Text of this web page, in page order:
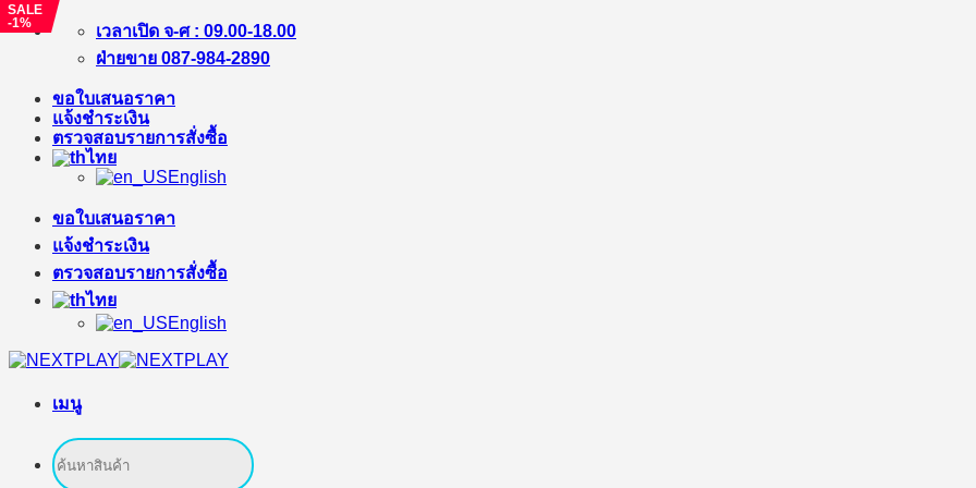
ข้าม
เนื้อหา
เวลาเปิด จ-ศ : 09.00-18.00
ฝ่ายขาย 087-984-2890
ขอใบเสนอราคา
แจ้งชำระเงิน
ตรวจสอบรายการสั่งซื้อ
ไทย
English
ขอใบเสนอราคา
แจ้งชำระเงิน
ตรวจสอบรายการสั่งซื้อ
ไทย
English
เมนู
ค้นหา:
SALE
-1%